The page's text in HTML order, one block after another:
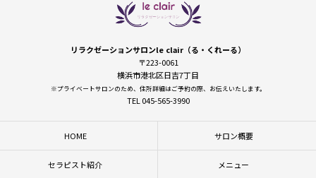
リラクゼーションサロンle clair（る・くれーる）
〒223-0061
横浜市港北区日吉7丁目
※プライベートサロンのため、住所詳細はご予約の際、お伝えいたします。
TEL 045-565-3990
HOME サロン概要
セラピスト紹介 メニュー